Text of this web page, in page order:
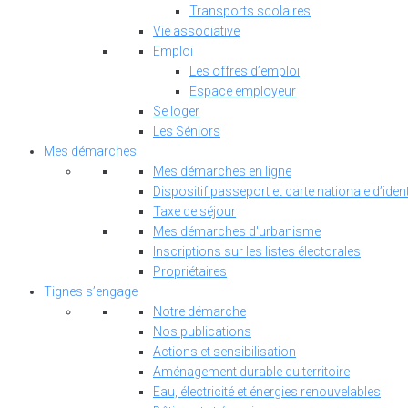
Transports scolaires
Vie associative
Emploi
Les offres d’emploi
Espace employeur
Se loger
Les Séniors
Mes démarches
Mes démarches en ligne
Dispositif passeport et carte nationale
Taxe de séjour
Mes démarches d'urbanisme
Inscriptions sur les listes électorales
Propriétaires
Tignes s’engage
Notre démarche
Nos publications
Actions et sensibilisation
Aménagement durable du territoire
Eau, électricité et énergies renouvelables